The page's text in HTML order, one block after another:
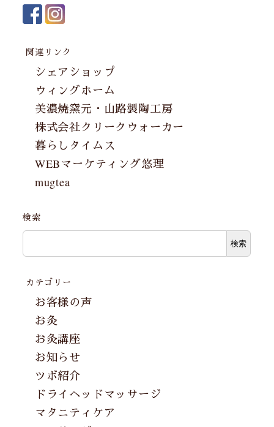
関連リンク
シェアショップ
ウィングホーム
美濃焼窯元・山路製陶工房
株式会社クリークウォーカー
暮らしタイムス
WEBマーケティング悠理
mugtea
検索
検索
カテゴリー
お客様の声
お灸
お灸講座
お知らせ
ツボ紹介
ドライヘッドマッサージ
マタニティケア